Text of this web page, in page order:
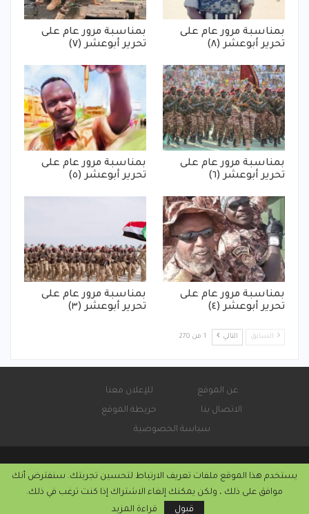
بمناسبة مرور عام على
تحرير أبوعشر (٨)
بمناسبة مرور عام على
تحرير أبوعشر (٧)
بمناسبة مرور عام على
تحرير أبوعشر (٦)
بمناسبة مرور عام على
تحرير أبوعشر (٥)
بمناسبة مرور عام على
تحرير أبوعشر (٤)
بمناسبة مرور عام على
تحرير أبوعشر (٣)
السابق التالي 1 من 270
عن الموقع
للإعلان معنا
الاتصال بنا
خريطة الموقع
سياسة الخصوصية
التركيب والاستضافة من كريستا هوست
يستخدم هذا الموقع ملفات تعريف الارتباط لتحسين تجربتك. سنفترض أنك
موافق على ذلك ، ولكن يمكنك إلغاء الاشتراك إذا كنت ترغب في ذلك.
قبول
قراءة المزيد